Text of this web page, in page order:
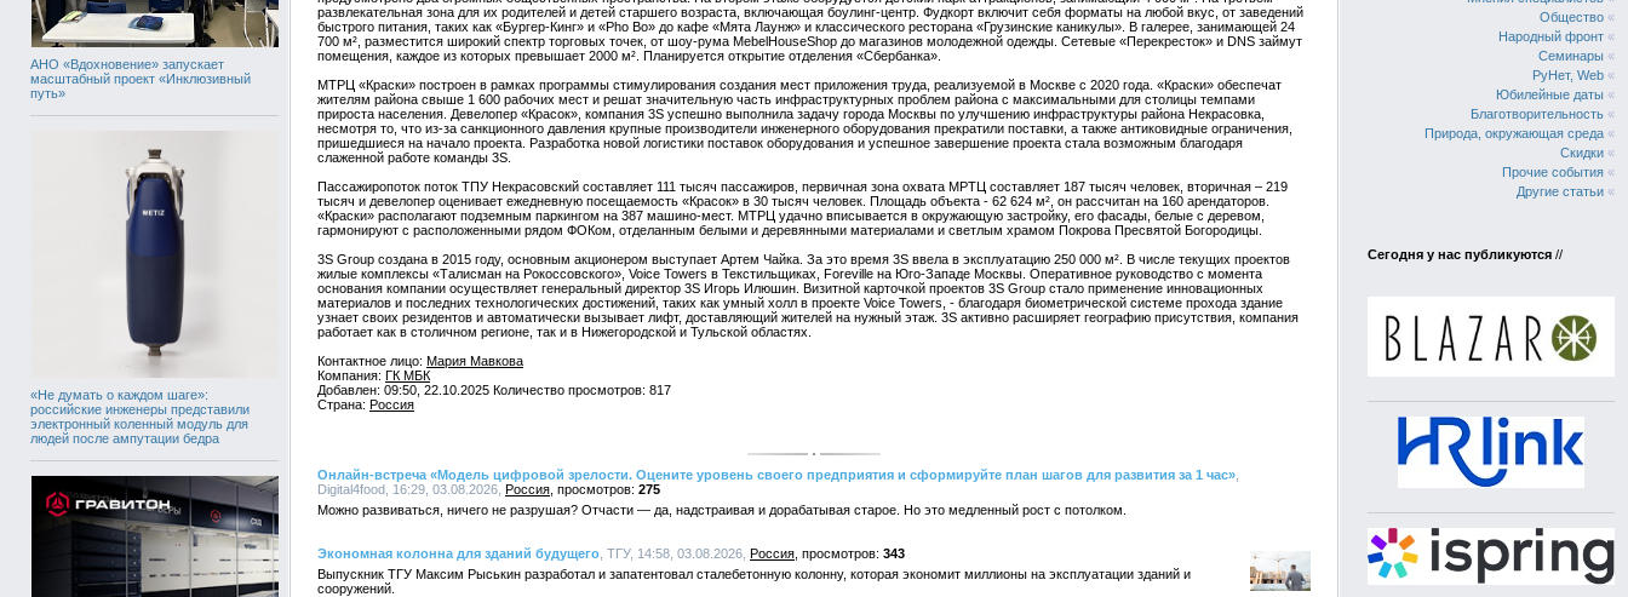
АНО «Вдохновение» запускает
масштабный проект «Инклюзивный
путь»
«Не думать о каждом шаге»:
российские инженеры представили
электронный коленный модуль для
людей после ампутации бедра
развлекательная зона для их родителей и детей старшего возраста, включающая боулинг-центр. Фудкорт включит себя форматы на любой вкус, от заведений
быстрого питания, таких как «Бургер-Кинг» и «Pho Bo» до кафе «Мята Лаунж» и классического ресторана «Грузинские каникулы». В галерее, занимающей 24
700 м², разместится широкий спектр торговых точек, от шоу-рума MebelHouseShop до магазинов молодежной одежды. Сетевые «Перекресток» и DNS займут
помещения, каждое из которых превышает 2000 м². Планируется открытие отделения «Сбербанка».
МТРЦ «Краски» построен в рамках программы стимулирования создания мест приложения труда, реализуемой в Москве с 2020 года. «Краски» обеспечат
жителям района свыше 1 600 рабочих мест и решат значительную часть инфраструктурных проблем района с максимальными для столицы темпами
прироста населения. Девелопер «Красок», компания 3S успешно выполнила задачу города Москвы по улучшению инфраструктуры района Некрасовка,
несмотря то, что из-за санкционного давления крупные производители инженерного оборудования прекратили поставки, а также антиковидные ограничения,
пришедшиеся на начало проекта. Разработка новой логистики поставок оборудования и успешное завершение проекта стала возможным благодаря
слаженной работе команды 3S.
Пассажиропоток поток ТПУ Некрасовский составляет 111 тысяч пассажиров, первичная зона охвата МРТЦ составляет 187 тысяч человек, вторичная – 219
тысяч и девелопер оценивает ежедневную посещаемость «Красок» в 30 тысяч человек. Площадь объекта - 62 624 м², он рассчитан на 160 арендаторов.
«Краски» располагают подземным паркингом на 387 машино-мест. МТРЦ удачно вписывается в окружающую застройку, его фасады, белые с деревом,
гармонируют с расположенными рядом ФОКом, отделанным белыми и деревянными материалами и светлым храмом Покрова Пресвятой Богородицы.
3S Group создана в 2015 году, основным акционером выступает Артем Чайка. За это время 3S ввела в эксплуатацию 250 000 м². В числе текущих проектов
жилые комплексы «Талисман на Рокоссовского», Voice Towers в Текстильщиках, Foreville на Юго-Западе Москвы. Оперативное руководство с момента
основания компании осуществляет генеральный директор 3S Игорь Илюшин. Визитной карточкой проектов 3S Group стало применение инновационных
материалов и последних технологических достижений, таких как умный холл в проекте Voice Towers, - благодаря биометрической системе прохода здание
узнает своих резидентов и автоматически вызывает лифт, доставляющий жителей на нужный этаж. 3S активно расширяет географию присутствия, компания
работает как в столичном регионе, так и в Нижегородской и Тульской областях.
Контактное лицо: Мария Мавкова
Компания: ГК МБК
Добавлен: 09:50, 22.10.2025 Количество просмотров: 817
Страна: Россия
Онлайн-встреча «Модель цифровой зрелости. Оцените уровень своего предприятия и сформируйте план шагов для развития за 1 час»
Digital4food, 16:29, 03.08.2026, Россия
275
Можно развиваться, ничего не разрушая? Отчасти — да, надстраивая и дорабатывая старое. Но это медленный рост с потолком.
Экономная колонна для зданий будущего , ТГУ, 14:58, 03.08.2026, Россия
343
Выпускник ТГУ Максим Рыськин разработал и запатентовал сталебетонную колонну, которая экономит миллионы на эксплуатации зданий и
сооружений.
Общество «
Народный фронт «
Семинары «
РуНет, Web «
Юбилейные даты «
Благотворительность «
Природа, окружающая среда «
Скидки «
Прочие события «
Другие статьи «
Сегодня у нас публикуются //